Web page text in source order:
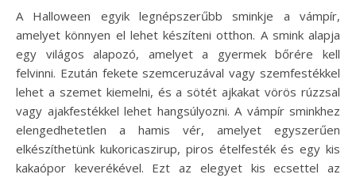
A Halloween egyik legnépszerűbb sminkje a vámpír,
amelyet könnyen el lehet készíteni otthon. A smink alapja
egy világos alapozó, amelyet a gyermek bőrére kell
felvinni. Ezután fekete szemceruzával vagy szemfestékkel
lehet a szemet kiemelni, és a sötét ajkakat vörös rúzzsal
vagy ajakfestékkel lehet hangsúlyozni. A vámpír sminkhez
elengedhetetlen a hamis vér, amelyet egyszerűen
elkészíthetünk kukoricaszirup, piros ételfesték és egy kis
kakaópor keverékével. Ezt az elegyet kis ecsettel az